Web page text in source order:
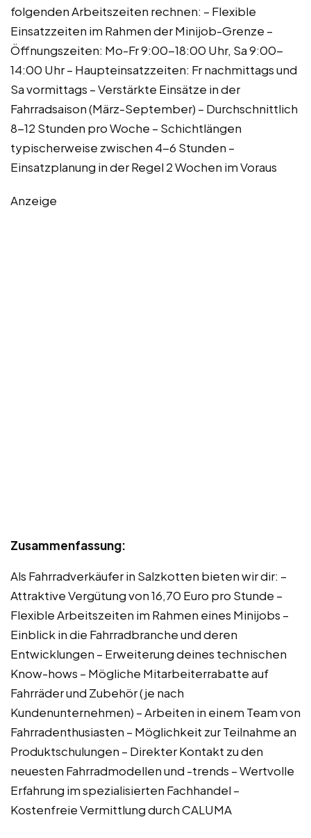
folgenden Arbeitszeiten rechnen: – Flexible
Einsatzzeiten im Rahmen der Minijob-Grenze –
Öffnungszeiten: Mo-Fr 9:00-18:00 Uhr, Sa 9:00-
14:00 Uhr – Haupteinsatzzeiten: Fr nachmittags und
Sa vormittags – Verstärkte Einsätze in der
Fahrradsaison (März-September) – Durchschnittlich
8-12 Stunden pro Woche – Schichtlängen
typischerweise zwischen 4-6 Stunden –
Einsatzplanung in der Regel 2 Wochen im Voraus
Anzeige
Zusammenfassung:
Als Fahrradverkäufer in Salzkotten bieten wir dir: –
Attraktive Vergütung von 16,70 Euro pro Stunde –
Flexible Arbeitszeiten im Rahmen eines Minijobs –
Einblick in die Fahrradbranche und deren
Entwicklungen – Erweiterung deines technischen
Know-hows – Mögliche Mitarbeiterrabatte auf
Fahrräder und Zubehör (je nach
Kundenunternehmen) – Arbeiten in einem Team von
Fahrradenthusiasten – Möglichkeit zur Teilnahme an
Produktschulungen – Direkter Kontakt zu den
neuesten Fahrradmodellen und -trends – Wertvolle
Erfahrung im spezialisierten Fachhandel –
Kostenfreie Vermittlung durch CALUMA